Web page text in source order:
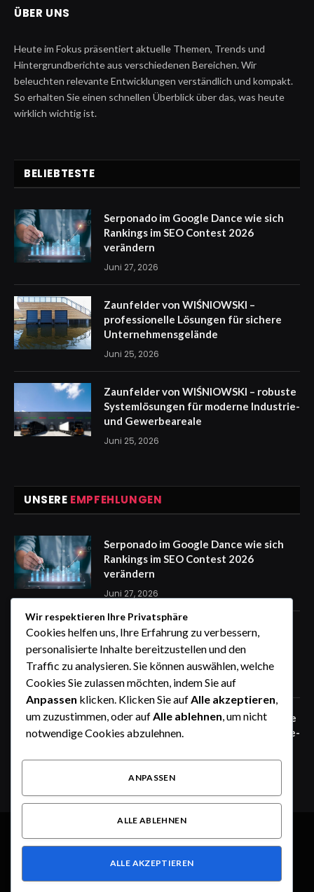
ÜBER UNS
Heute im Fokus präsentiert aktuelle Themen, Trends und
Hintergrundberichte aus verschiedenen Bereichen. Wir
beleuchten relevante Entwicklungen verständlich und kompakt.
So erhalten Sie einen schnellen Überblick über das, was heute
wirklich wichtig ist.
BELIEBTESTE
Serponado im Google Dance wie sich
Rankings im SEO Contest 2026
verändern
Juni 27, 2026
Zaunfelder von WIŚNIOWSKI –
professionelle Lösungen für sichere
Unternehmensgelände
Juni 25, 2026
Zaunfelder von WIŚNIOWSKI – robuste
Systemlösungen für moderne Industrie-
und Gewerbeareale
Juni 25, 2026
UNSERE EMPFEHLUNGEN
Serponado im Google Dance wie sich
Rankings im SEO Contest 2026
verändern
Juni 27, 2026
Zaunfelder von WIŚNIOWSKI –
professionelle Lösungen für sichere
Unternehmensgelände
Juni 25, 2026
Zaunfelder von WIŚNIOWSKI – robuste
Systemlösungen für moderne Industrie-
© 2026 Alle Rechte vorbehalten.Heute im Fokus
Wir respektieren Ihre Privatsphäre
Cookies helfen uns, Ihre Erfahrung zu verbessern,
personalisierte Inhalte bereitzustellen und den
Traffic zu analysieren. Sie können auswählen, welche
Cookies Sie zulassen möchten, indem Sie auf
Anpassen klicken. Klicken Sie aufAlle akzeptieren,
um zuzustimmen, oder aufAlle ablehnen, um nicht
notwendige Cookies abzulehnen.
ANPASSEN
ALLE ABLEHNEN
ALLE AKZEPTIEREN